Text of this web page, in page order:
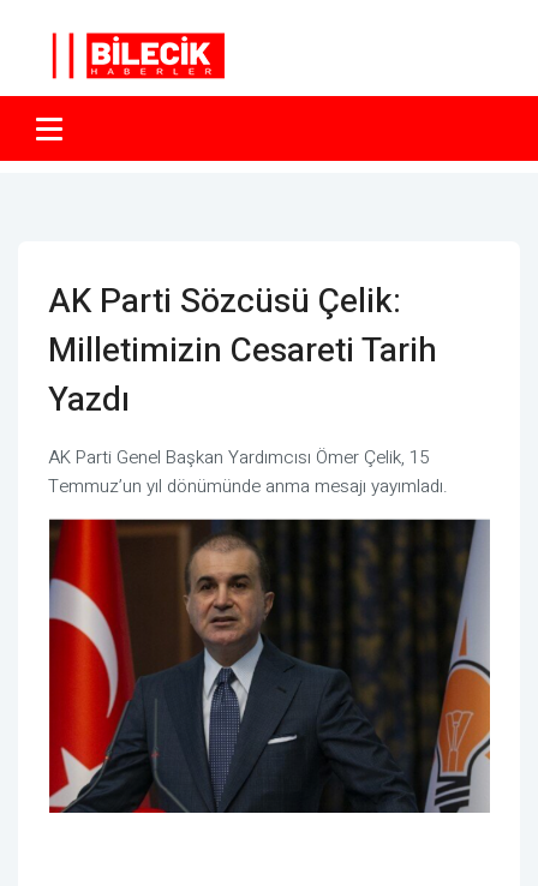
AK Parti Sözcüsü Çelik:
Milletimizin Cesareti Tarih
Yazdı
AK Parti Genel Başkan Yardımcısı Ömer Çelik, 15
Temmuz’un yıl dönümünde anma mesajı yayımladı.